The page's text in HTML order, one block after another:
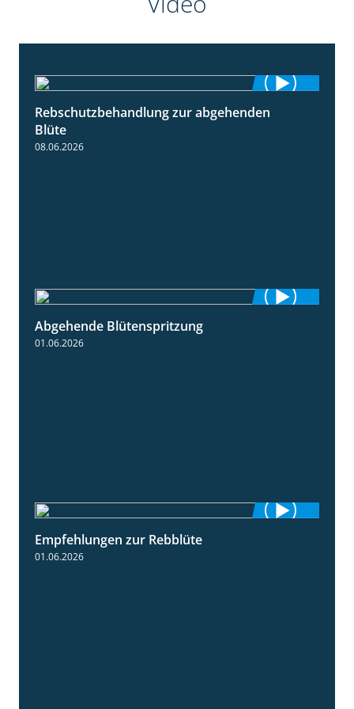
3:06
Rebschutzbehandlung zur abgehenden
Blüte
08.06.2026
Abgehende Blütenspritzung
01.06.2026
Empfehlungen zur Rebblüte
01.06.2026